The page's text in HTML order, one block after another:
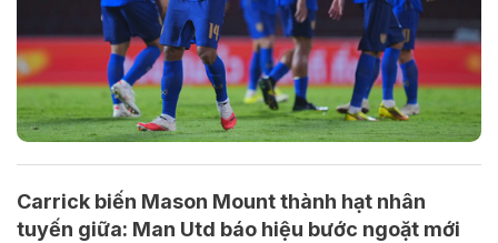
Carrick biến Mason Mount thành hạt nhân
tuyến giữa: Man Utd báo hiệu bước ngoặt mới